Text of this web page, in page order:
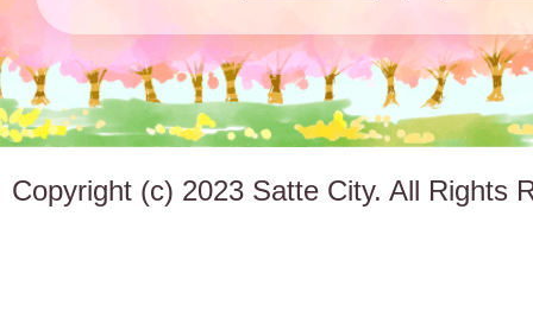
Copyright (c) 2023 Satte City. All Rights